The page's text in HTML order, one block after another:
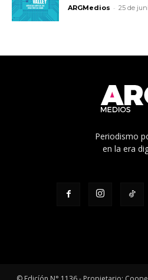
ARGMedios - 25 de
Periodismo
en la era